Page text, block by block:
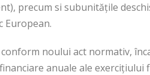
precum si subunităţile
European.
noului act normativ,
anuale ale exerciţiului